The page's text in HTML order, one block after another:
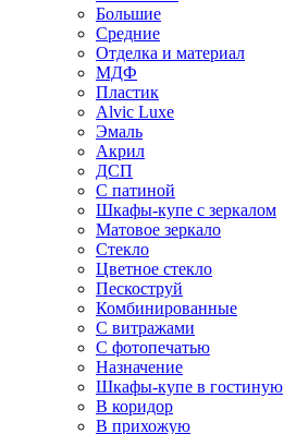
Большие
Средние
Отделка и материал
МДФ
Пластик
Alvic Luxe
Эмаль
Акрил
ДСП
С патиной
Шкафы-купе с зеркалом
Матовое зеркало
Стекло
Цветное стекло
Пескоструй
Комбинированные
С витражами
С фотопечатью
Назначение
Шкафы-купе в гостиную
В коридор
В прихожую